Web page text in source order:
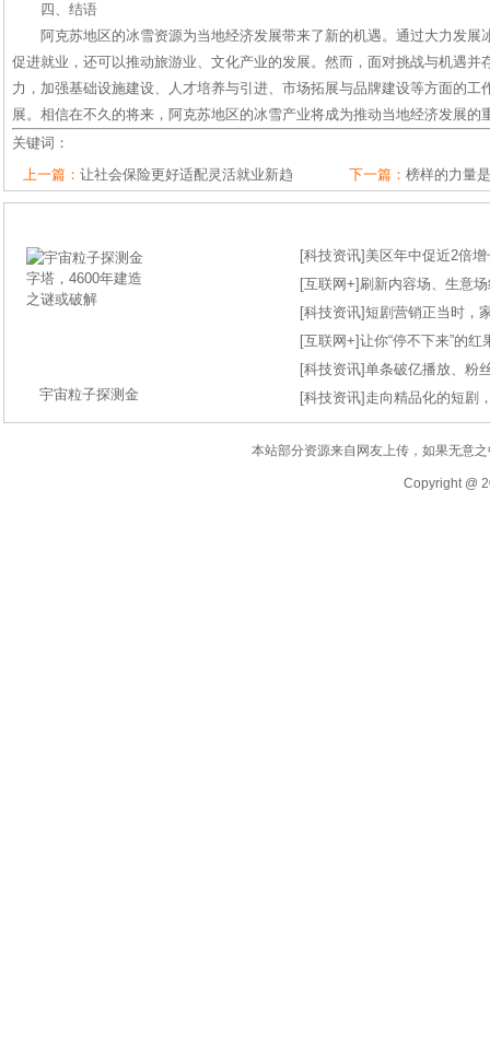
四、结语
阿克苏地区的冰雪资源为当地经济发展带来了新的机遇。通过大力发展
促进就业，还可以推动旅游业、文化产业的发展。然而，面对挑战与机遇并
力，加强基础设施建设、人才培养与引进、市场拓展与品牌建设等方面的工
展。相信在不久的将来，阿克苏地区的冰雪产业将成为推动当地经济发展的
关键词：
上一篇： 让社会保险更好适配灵活就业新趋 下一篇： 榜样的力量
宇宙粒子探测金
[科技资讯] 美区年中促近2倍
[互联网+] 刷新内容场、生意
[科技资讯]短剧营销正当时，
[互联网+]让你“停不下来”的
[科技资讯]单条破亿播放、粉
[科技资讯] 走向精品化的短剧
本站部分资源来自网友上传，如果无意
Copyright @